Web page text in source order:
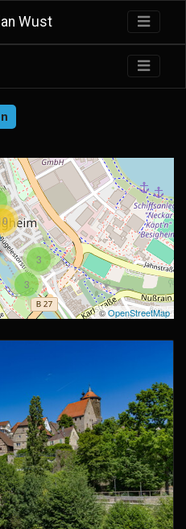
Wust
3
3
©OpenStreetMap